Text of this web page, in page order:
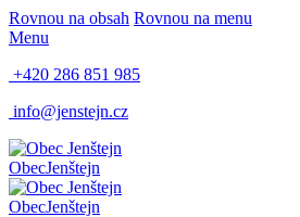
Rovnou na obsah Rovnou na menu
Menu
+420 286 851 985
info@jenstejn.cz
ObecJenštejn
ObecJenštejn